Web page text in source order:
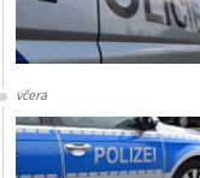
včera